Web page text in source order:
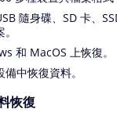
隨身碟、SD 卡、
和 MacOS 上恢復。
中恢復資料。
恢復